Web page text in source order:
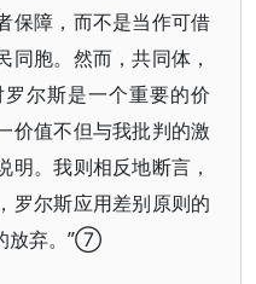
保障，而不是当作可借
同胞。然而，共同体，
尔斯是一个重要的价
价值不但与我批判的激
明。我则相反地断言，
罗尔斯应用差别原则的
放弃。”⑦